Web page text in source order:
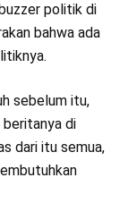
politik di
bahwa ada
sebelum itu,
beritanya di
dari itu semua,